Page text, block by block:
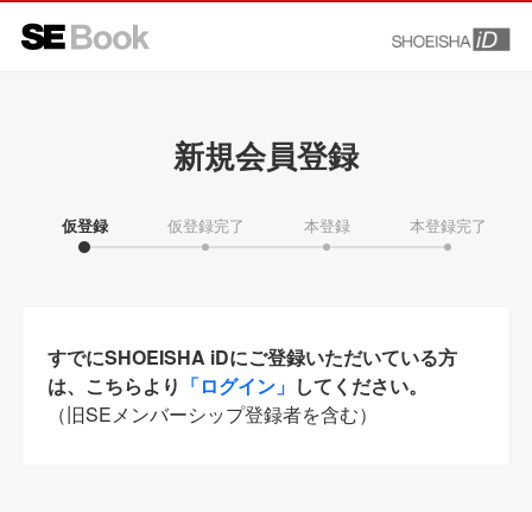
新規会員登録
仮登録 仮登録完了 本登録 本登録完了
すでにSHOEISHA iDにご登録いただいている方
は、こちらより 「ログイン」 してください。
（旧SEメンバーシップ登録者を含む）